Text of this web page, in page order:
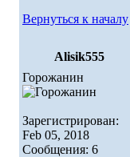
Вернуться к началу
Alisik555
Горожанин
Зарегистрирован:
Feb 05, 2018
Сообщения: 6